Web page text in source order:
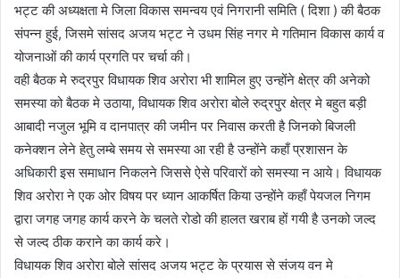
भट्ट की अध्यक्षता मे जिला विकास समन्वय एवं निगरानी समिति ( दिशा ) की बैठक
संपन्न हुई, जिसमे सांसद अजय भट्ट ने उधम सिंह नगर मे गतिमान विकास कार्य व
योजनाओं की कार्य प्रगति पर चर्चा की।
वही बैठक मे रुद्रपुर विधायक शिव अरोरा भी शामिल हुए उन्होंने क्षेत्र की अनेको
समस्या को बैठक मे उठाया, विधायक शिव अरोरा बोले रुद्रपुर क्षेत्र मे बहुत बड़ी
आबादी नजुल भूमि व दानपात्र की जमीन पर निवास करती है जिनको बिजली
कनेक्शन लेने हेतु लम्बे समय से समस्या आ रही है उन्होंने कहाँ प्रशासन के
अधिकारी इस समाधान निकलने जिससे ऐसे परिवारों को समस्या न आये। विधायक
शिव अरोरा ने एक ओर विषय पर ध्यान आकर्षित किया उन्होंने कहाँ पेयजल निगम
द्वारा जगह जगह कार्य करने के चलते रोडो की हालत खराब हों गयी है उनको जल्द
से जल्द ठीक कराने का कार्य करे।
विधायक शिव अरोरा बोले सांसद अजय भट्ट के प्रयास से संजय वन मे